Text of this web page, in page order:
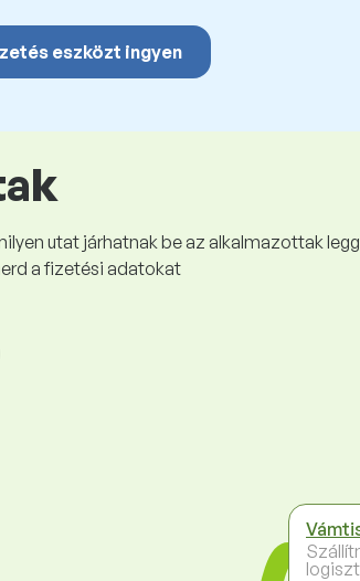
eszközt ingyen
utat járhatnak be az alkalmazottak
a fizetési adatokat